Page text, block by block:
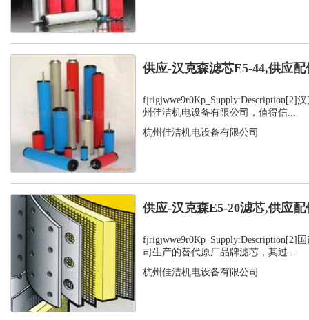
供应-汉克森滤芯E5-44,供应配
fjrigjwwe9r0Kp_Supply:Description[2]
州佳洁机电设备有限公司，值得信...
杭州佳洁机电设备有限公司
供应-汉克森E5-20滤芯,供应配
fjrigjwwe9r0Kp_Supply:Description[2]
司生产的替代原厂品牌滤芯，其过...
杭州佳洁机电设备有限公司